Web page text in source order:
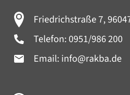
Friedrichstraße 7,
Telefon: 0951/986 200
Email: info@rakba.de